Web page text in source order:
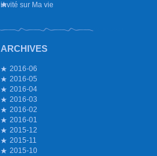
invité sur Ma vie
ARCHIVES
2016-06
2016-05
2016-04
2016-03
2016-02
2016-01
2015-12
2015-11
2015-10